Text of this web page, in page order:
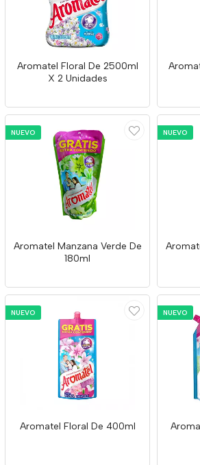
Aromatel Floral De 2500ml
X 2 Unidades
NUEVO
Aromatel Manzana Verde De
180ml
NUEVO
NUEVO
Aromatel Floral De 400ml
NUEVO